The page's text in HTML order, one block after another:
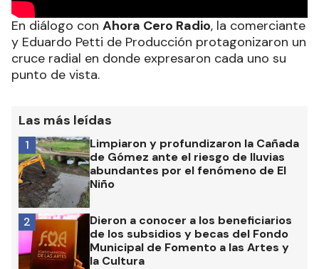
En diálogo con Ahora Cero Radio, la comerciante
y Eduardo Petti de Producción protagonizaron un
cruce radial en donde expresaron cada uno su
punto de vista.
Las más leídas
Limpiaron y profundizaron la Cañada
de Gómez ante el riesgo de lluvias
abundantes por el fenómeno de El
Niño
1
Dieron a conocer a los beneficiarios
de los subsidios y becas del Fondo
Municipal de Fomento a las Artes y
la Cultura
2